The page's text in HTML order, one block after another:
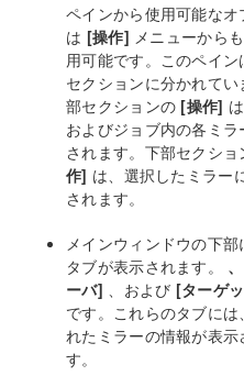
ペインから使用可能なオ
は [操作] メニューから
用可能です。このペイ
セクションに分かれてい
部セクションの [操作]
およびジョブ内の各ミラ
されます。下部セクショ
作] は、選択したミラー
されます。
メインウィンドウの下
タブが表示されます。
ーバ] 、および [ターゲ
です。これらのタブには
れたミラーの情報が表示
す。